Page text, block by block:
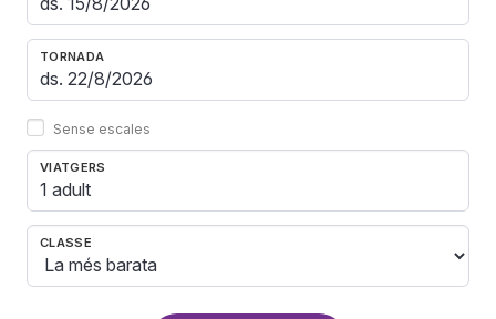
TORNADA
Sense escales
VIATGERS
1 adult
CLASSE